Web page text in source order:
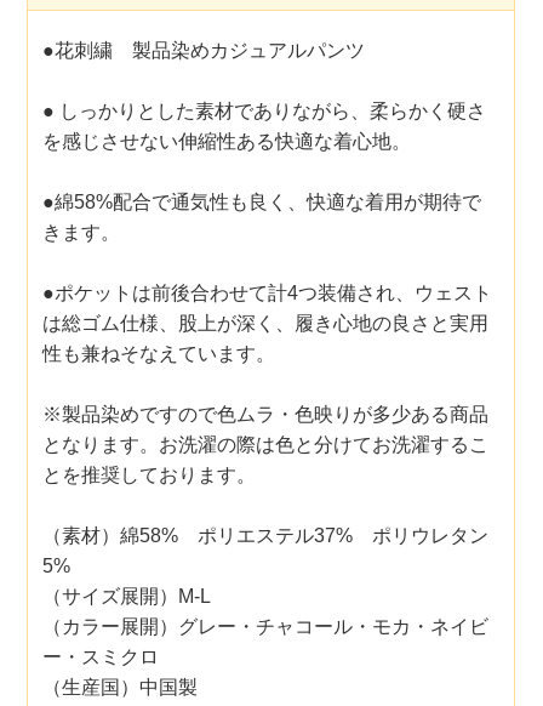
●花刺繍 製品染めカジュアルパンツ
● しっかりとした素材でありながら、柔らかく硬さ
を感じさせない伸縮性ある快適な着心地。
●綿58%配合で通気性も良く、快適な着用が期待で
きます。
●ポケットは前後合わせて計4つ装備され、ウェスト
は総ゴム仕様、股上が深く、履き心地の良さと実用
性も兼ねそなえています。
※製品染めですので色ムラ・色映りが多少ある商品
となります。お洗濯の際は色と分けてお洗濯するこ
とを推奨しております。
（素材）綿58% ポリエステル37% ポリウレタン
5%
（サイズ展開）M-L
（カラー展開）グレー・チャコール・モカ・ネイビ
ー・スミクロ
（生産国）中国製